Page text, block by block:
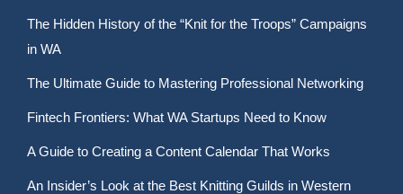
The Hidden History of the “Knit for the Troops” Campaigns
in WA
The Ultimate Guide to Mastering Professional Networking
Fintech Frontiers: What WA Startups Need to Know
A Guide to Creating a Content Calendar That Works
An Insider’s Look at the Best Knitting Guilds in Western